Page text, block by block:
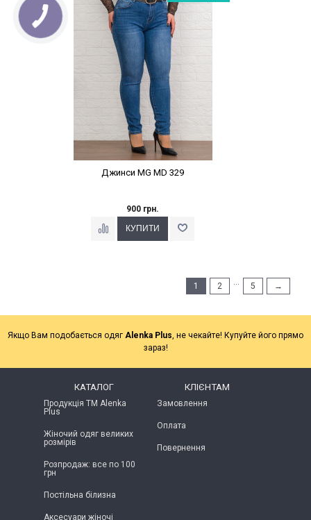
Джинси MG MD 329
900 грн.
1 2 5 →
Якщо Вам подобається одяг Alenka Plus , не чекайте! Купуйте його прямо
зараз!
КАТАЛОГ
Продукція ТМ Alenka
Plus
Жіночий одяг великих
розмірів
Розпродаж: все по 100
грн
Постільна білизна
Аксесуари жіночі
КЛІЄНТАМ
Замовлення
Оплата
Повернення